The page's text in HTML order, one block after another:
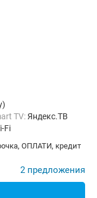
TV: Яндекс.ТВ
Fi
ОПЛАТИ, кредит
2 предложения